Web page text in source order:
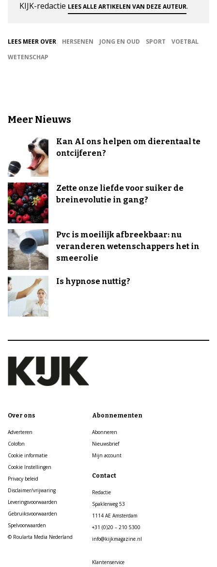
KIJK-redactie LEES ALLE ARTIKELEN VAN DEZE AUTEUR.
LEES MEER OVER HERSENEN JONG EN OUD SPORT
VOETBAL
WETENSCHAP
Meer Nieuws
Kan AI ons helpen om dierentaal te
ontcijferen?
Zette onze liefde voor suiker de
breinevolutie in gang?
Pvc is moeilijk afbreekbaar: nu
veranderen wetenschappers het in
smeerolie
Is hypnose nuttig?
Over ons
Adverteren
Colofon
Cookie informatie
Cookie Instellingen
Privacy beleid
Disclaimer/vrijwaring
Leveringsvoorwaarden
Gebruiksvoorwaarden
Spelvoorwaarden
© Roularta Media Nederland
Abonnementen
Abonneren
Nieuwsbrief
Mijn account
Contact
Redactie
Spaklerweg 53
1114 AE Amsterdam
+31 (0)20 – 210 5300
info@kijkmagazine.nl
Klantenservice